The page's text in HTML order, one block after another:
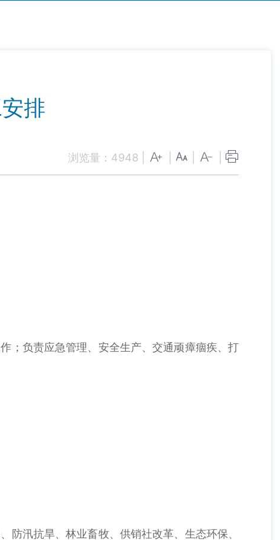
排
浏览量： 4948
负责应急管理、安全生产、交通顽瘴痼疾、打
汛抗旱、林业畜牧、供销社改革、生态环保、